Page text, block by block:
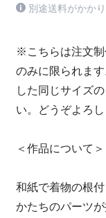
別途送料がかかり
※こちらは注文
のみに限られま
した同じサイズ
い。どうぞよろし
＜作品について＞
和紙で着物の根
かたちのパーツ